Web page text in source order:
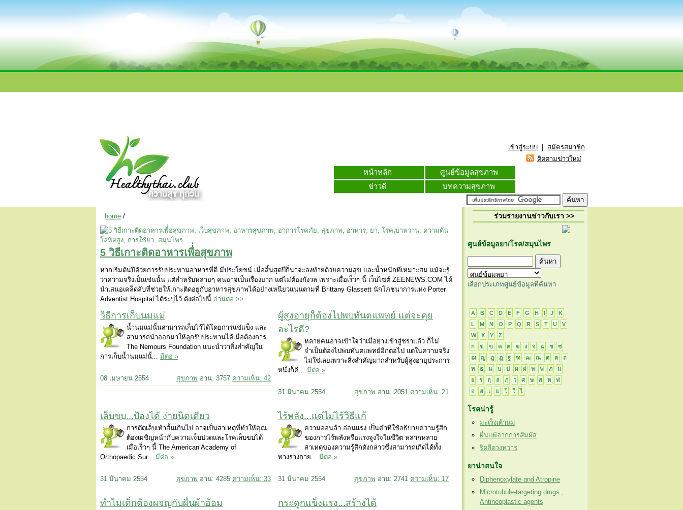
เข้าสู่ระบบ
สมัครสมาชิก
ติดตามข่าวใหม่
หน้าหลัก
ศูนย์ข้อมูลสุขภาพ
ข่าวดี
บทความสุขภาพ
home /
5 วิธีเกาะติดอาหารเพื่่อสุขภาพ
หากเริ่มต้นปีด้วยการรับประทานอาหารที่ดี มีประโยชน์ เมื่อสิ้นสุดปีก็น่าจะลงท้ายด้วยความสุข และน้ำหนักที่เหมาะสม แม้จะรู้
ว่าความจริงเป็นเช่นนั้น แต่สำหรับหลายๆ คนอาจเป็นเรื่องยาก แต่ไม่ต้องกังวล เพราะเมื่อเร็วๆ นี้ เว็บไซต์ ZEENEWS.COM ได้
นำเสนอเคล็ดลับที่ช่วยให้เกาะติดอยู่กับอาหารสุขภาพได้อย่างเหนียวแน่นตามที่ Brittany Glassett นักโภชนาการแห่ง Porter
Adventist Hospital ได้ระบุไว้ ดังต่อไปนี้ อ่านต่อ >>
วิธีการเก็บนมแม่
น้ำนมแม่นั้นสามารถเก็บไว้ได้โดยการแช่แข็ง และ
สามารถนำออกมาให้ลูกรับประทานได้เมื่อต้องการ
The Nemours Foundation แนะนำว่าสิ่งสำคัญใน
การเก็บน้ำนมแม่นั้... มีต่อ »
08 เมษายน 2554 สุขภาพ อ่าน: 3757 ความเห็น: 42
ผู้สูงอายุก็ต้องไปพบทันตแพทย์ แต่จะคุย
อะไรดี?
หลายคนอาจเข้าใจว่าเมื่อย่างเข้าสู่ชราแล้ว ก็ไม่
จำเป็นต้องไปพบทันตแพทย์อีกต่อไป แต่ในความจริง
ไม่ใช่เลยเพราะสิ่งสำคัญมากสำหรับผู้สูงอายุประการ
หนึ่งก็คื... มีต่อ »
31 มีนาคม 2554 สุขภาพ อ่าน: 2051 ความเห็น: 21
เล็บขบ...ป้องได้ ง่ายนิดเดียว
การตัดเล็บเท้าสั้นเกินไป อาจเป็นสาเหตุที่ทำให้คุณ
ต้องเผชิญหน้ากับความเจ็บปวดและโรคเล็บขบได้
เมื่อเร็วๆ นี้ The American Academy of
Orthopaedic Sur... มีต่อ »
31 มีนาคม 2554 สุขภาพ อ่าน: 4285 ความเห็น: 33
ไร้พลัง...แต่ไม่ไร้วิธีแก้
ความอ่อนล้า อ่อนแรง เป็นคำที่ใช้อธิบายความรู้สึก
ของการไร้พลังหรือแรงจูงใจในชีวิต หลากหลาย
สาเหตุของความรู้สึกดังกล่าวซึ่งสามารถเกิดได้ทั้ง
ทางร่างกาย... มีต่อ »
31 มีนาคม 2554 สุขภาพ อ่าน: 2741 ความเห็น: 17
ทำไมเด็กต้องผจญกับผื่นผ้าอ้อม กระดูกแข็งแรง...สร้างได้
ร่วมรายงานข่าวกับเรา >>
ศูนย์ข้อมูลยา/โรค/สมุนไพร
เลือกประเภทศูนย์ข้อมูลที่ค้นหา
A B C D E F G H I J
K
L
M N O P Q R S T U
V
W
X Y
Z
ก
ข ฃ ค ฅ ฆ ง จ ฉ ช
ซ
ฌ
ญ ฎ ฏ ฐ ฑ ฒ ณ ด ต
ถ
ท
ธ น บ ป ผ ฝ พ ฟ ภ
ม
ย
ร ฤ ล ฦ ว ศ ษ ส ห
ฬ
อ
ฮ เ แ โ ใ ไ
โรคน่ารู้
มะเร็งเต้านม
ผื่นแพ้จากการสัมผัส
ริดสีดวงทวาร
ยาน่าสนใจ
Diphenoxylate and Atropine
Microtubule-targeting drugs ,
Antineoplastic agents